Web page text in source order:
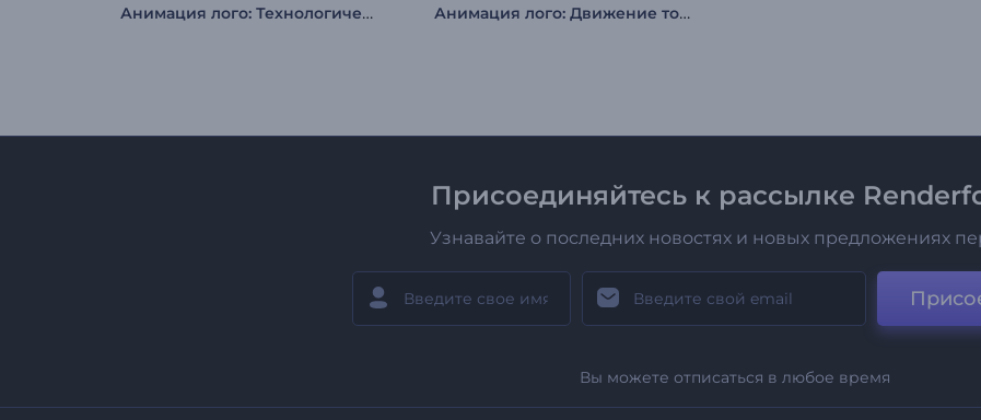
Анимация лого: Технологические пиксели Анимация лого: Движение точек
Присоединяйтесь к рассылке
Узнавайте о последних новостях и новых предложениях
Вы можете отписаться в любое время